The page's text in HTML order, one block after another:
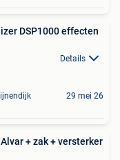
DSP1000 effecten
Details
29 mei 26
+ zak + versterker